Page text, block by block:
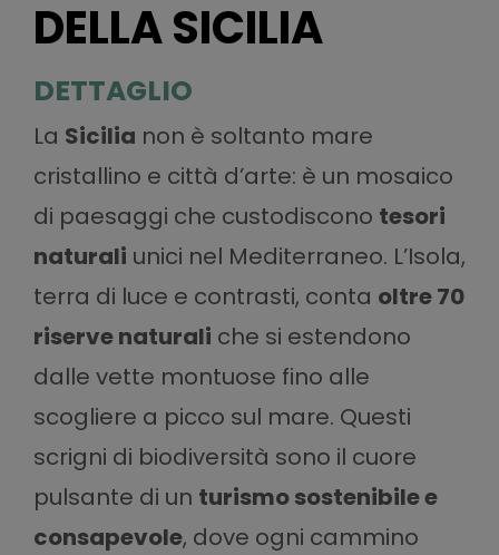
DELLA SICILIA
DETTAGLIO
La Sicilia non è soltanto mare
cristallino e città d’arte: è un mosaico
di paesaggi che custodiscono tesori
naturali unici nel Mediterraneo. L’Isola,
terra di luce e contrasti, conta oltre 70
riserve naturali che si estendono
dalle vette montuose fino alle
scogliere a picco sul mare. Questi
scrigni di biodiversità sono il cuore
pulsante di un turismo sostenibile e
consapevole, dove ogni cammino